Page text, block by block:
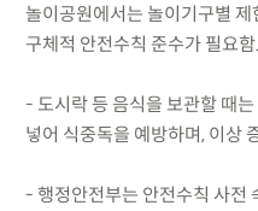
놀이공원에서는 놀이기구별
구체적 안전수칙 준수가 필요함.
- 도시락 등 음식을 보관할 때
넣어 식중독을 예방하며, 이상
- 행정안전부는 안전수칙 사전